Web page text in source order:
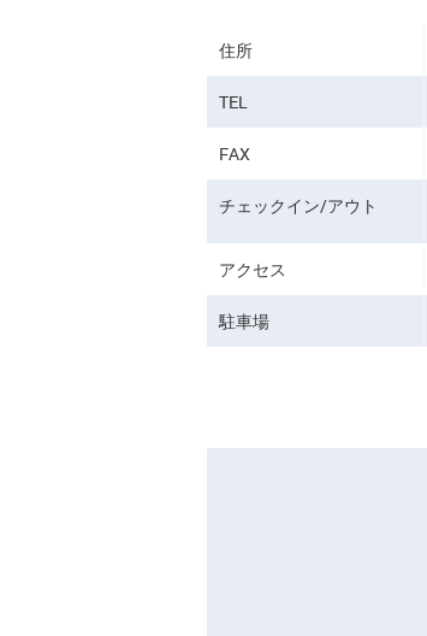
住所
TEL
FAX
チェックイン/アウト
アクセス
駐車場